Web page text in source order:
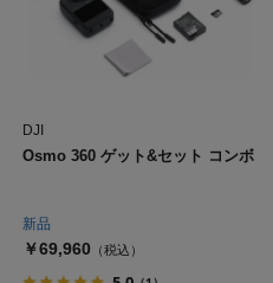
新品
DJI
Osmo 360 ゲット&セット コンボ
￥69,960 （税込）